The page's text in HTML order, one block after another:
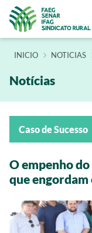
INÍCIO NOTICIAS
Notícias
Caso de Sucesso
O empenho
que engordam